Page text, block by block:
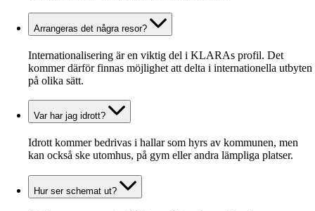
Arrangeras det några resor?
Internationalisering är en viktig del i KLARAs profil. Det
kommer därför finnas möjlighet att delta i internationella utbyten
på olika sätt.
Var har jag idrott?
Idrott kommer bedrivas i hallar som hyrs av kommunen, men
kan också ske utomhus, på gym eller andra lämpliga platser.
Hur ser schemat ut?